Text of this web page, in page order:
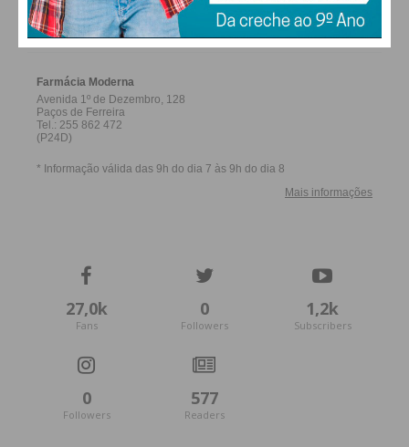
FERREIRA
27,0k
Fans
0
Followers
1,2k
Subscribers
0
Followers
577
Readers